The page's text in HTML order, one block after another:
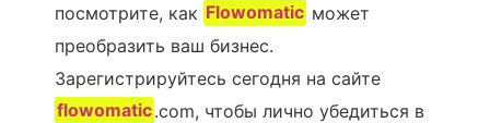
посмотрите, как Flowomatic может
преобразить ваш бизнес.
Зарегистрируйтесь сегодня на сайте
flowomatic.com, чтобы лично убедиться в